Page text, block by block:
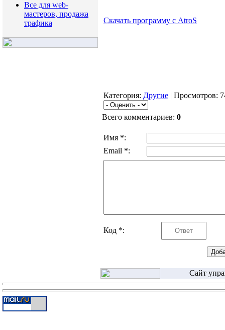
Все для web-
мастеров, продажа
трафика
Скачать программу с AtroS
Категория: Другие | Просмотров:
Всего комментариев: 0
Имя *:
Email *:
Код *:
Сайт